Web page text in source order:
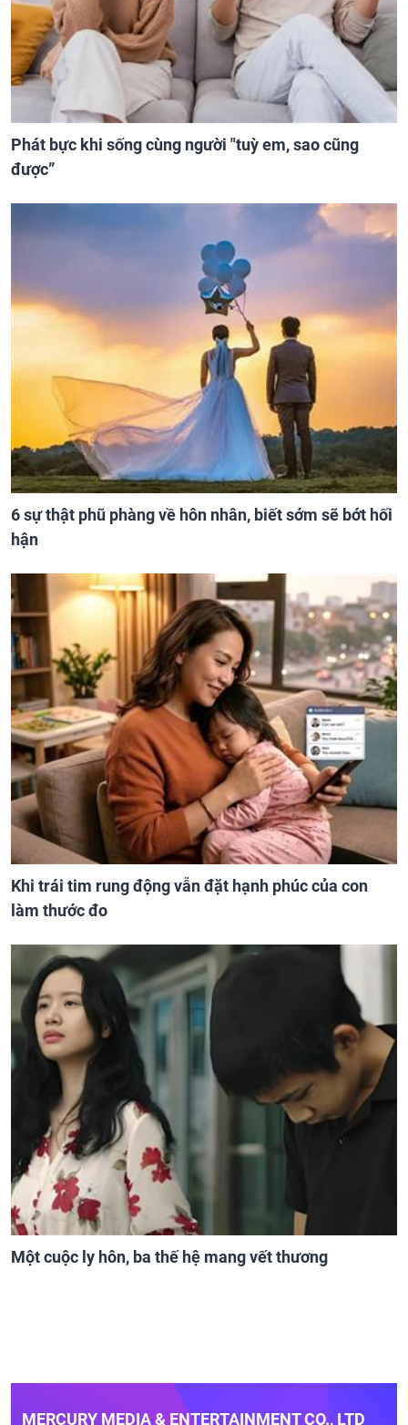
Phát bực khi sống cùng người "tuỳ em, sao cũng
được”
6 sự thật phũ phàng về hôn nhân, biết sớm sẽ bớt hối
hận
Khi trái tim rung động vẫn đặt hạnh phúc của con
làm thước đo
Một cuộc ly hôn, ba thế hệ mang vết thương
MERCURY MEDIA & ENTERTAINMENT CO., LTD